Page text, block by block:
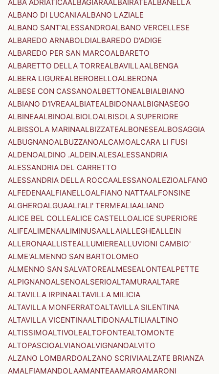
ALBA ADRIATICAALBAGIARAALBAIRATEALBANELLA
ALBANO DI LUCANIAALBANO LAZIALE
ALBANO SANT'ALESSANDROALBANO VERCELLESE
ALBAREDO ARNABOLDIALBAREDO D'ADIGE
ALBAREDO PER SAN MARCOALBARETO
ALBARETTO DELLA TORREALBAVILLAALBENGA
ALBERA LIGUREALBEROBELLOALBERONA
ALBESE CON CASSANOALBETTONEALBIALBIANO
ALBIANO D'IVREAALBIATEALBIDONAALBIGNASEGO
ALBINEAALBINOALBIOLOALBISOLA SUPERIORE
ALBISSOLA MARINAALBIZZATEALBONESEALBOSAGGIA
ALBUGNANOALBUZZANOALCAMOALCARA LI FUSI
ALDENOALDINO .ALDEIN.ALESALESSANDRIA
ALESSANDRIA DEL CARRETTO
ALESSANDRIA DELLA ROCCAALESSANOALEZIOALFANO
ALFEDENAALFIANELLOALFIANO NATTAALFONSINE
ALGHEROALGUAALI'ALI' TERMEALIAALIANO
ALICE BEL COLLEALICE CASTELLOALICE SUPERIORE
ALIFEALIMENAALIMINUSAALLAIALLEGHEALLEIN
ALLERONAALLISTEALLUMIEREALLUVIONI CAMBIO'
ALME'ALMENNO SAN BARTOLOMEO
ALMENNO SAN SALVATOREALMESEALONTEALPETTE
ALPIGNANOALSENOALSERIOALTAMURAALTARE
ALTAVILLA IRPINAALTAVILLA MILICIA
ALTAVILLA MONFERRATOALTAVILLA SILENTINA
ALTAVILLA VICENTINAALTIDONAALTILIAALTINO
ALTISSIMOALTIVOLEALTOFONTEALTOMONTE
ALTOPASCIOALVIANOALVIGNANOALVITO
ALZANO LOMBARDOALZANO SCRIVIAALZATE BRIANZA
AMALFIAMANDOLAAMANTEAAMAROAMARONI